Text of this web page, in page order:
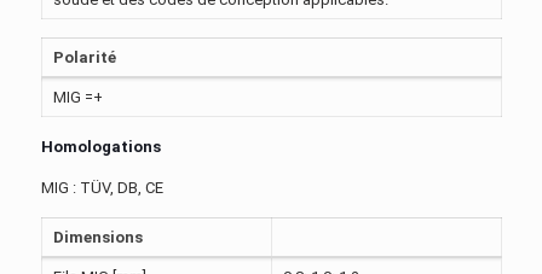
Polarité
MIG =+
Homologations
MIG : TÜV, DB, CE
Dimensions